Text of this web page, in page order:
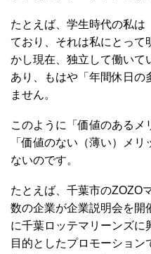
たとえば、学生時代の私は
ており、それは私にとって
かし現在、独立して働いて
あり、もはや「年間休日の
ません。
このように「価値のあるメ
「価値のない（薄い）メ
ないのです。
たとえば、千葉市のZOZO
数の企業が企業説明会を開
に千葉ロッテマリーンズに
目的としたプロモーショ